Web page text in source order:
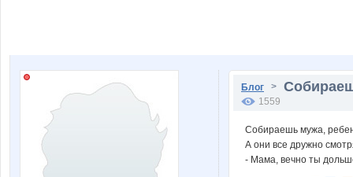
Блог >
1559
Собираешь мужа,
А они все дружно
- Мама, вечно ты